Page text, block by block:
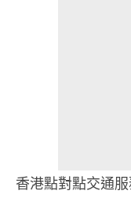
香港點對點交通